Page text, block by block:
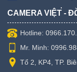
CAMERA VIỆT -
Hotline:
Mr. Minh:
Tổ 2, KP4, TP.